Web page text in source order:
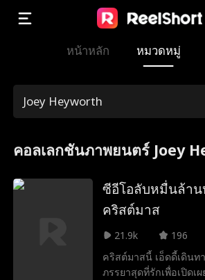
หน้าหลัก หมวดหมู่
Joey Heyworth
คอลเลกชันภาพยนตร์ Joey
ซีอีโอลับหมื่นล้าน
คริสต์มาส
21.9k
196
คริสต์มาสนี้ เอ็ดดี้เดินท
ภรรยาสุดที่รักเพื่อเปิดเ